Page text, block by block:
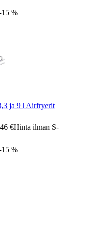
15 %
ja 9 l Airfryerit
€Hinta ilman S-
15 %